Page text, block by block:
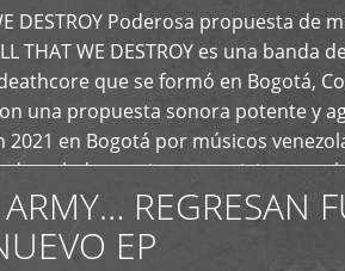
DESTROY Poderosa propuesta de
THAT WE DESTROY es una banda
que se formó en Bogotá,
una propuesta sonora potente y
2021 en Bogotá por músicos
demoledores, ritmos vertiginosos y
creando […]REGRESAN
EP